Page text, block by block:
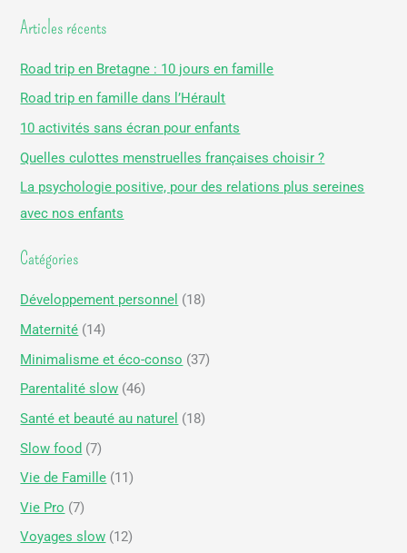
c
r
c
h
e
r
:
Articles récents
Road trip en Bretagne : 10 jours en famille
Road trip en famille dans l’Hérault
10 activités sans écran pour enfants
Quelles culottes menstruelles françaises choisir ?
La psychologie positive, pour des relations plus sereines
avec nos enfants
Catégories
Développement personnel (18)
Maternité (14)
Minimalisme et éco-conso (37)
Parentalité slow (46)
Santé et beauté au naturel (18)
Slow food (7)
Vie de Famille (11)
Vie Pro (7)
Voyages slow (12)